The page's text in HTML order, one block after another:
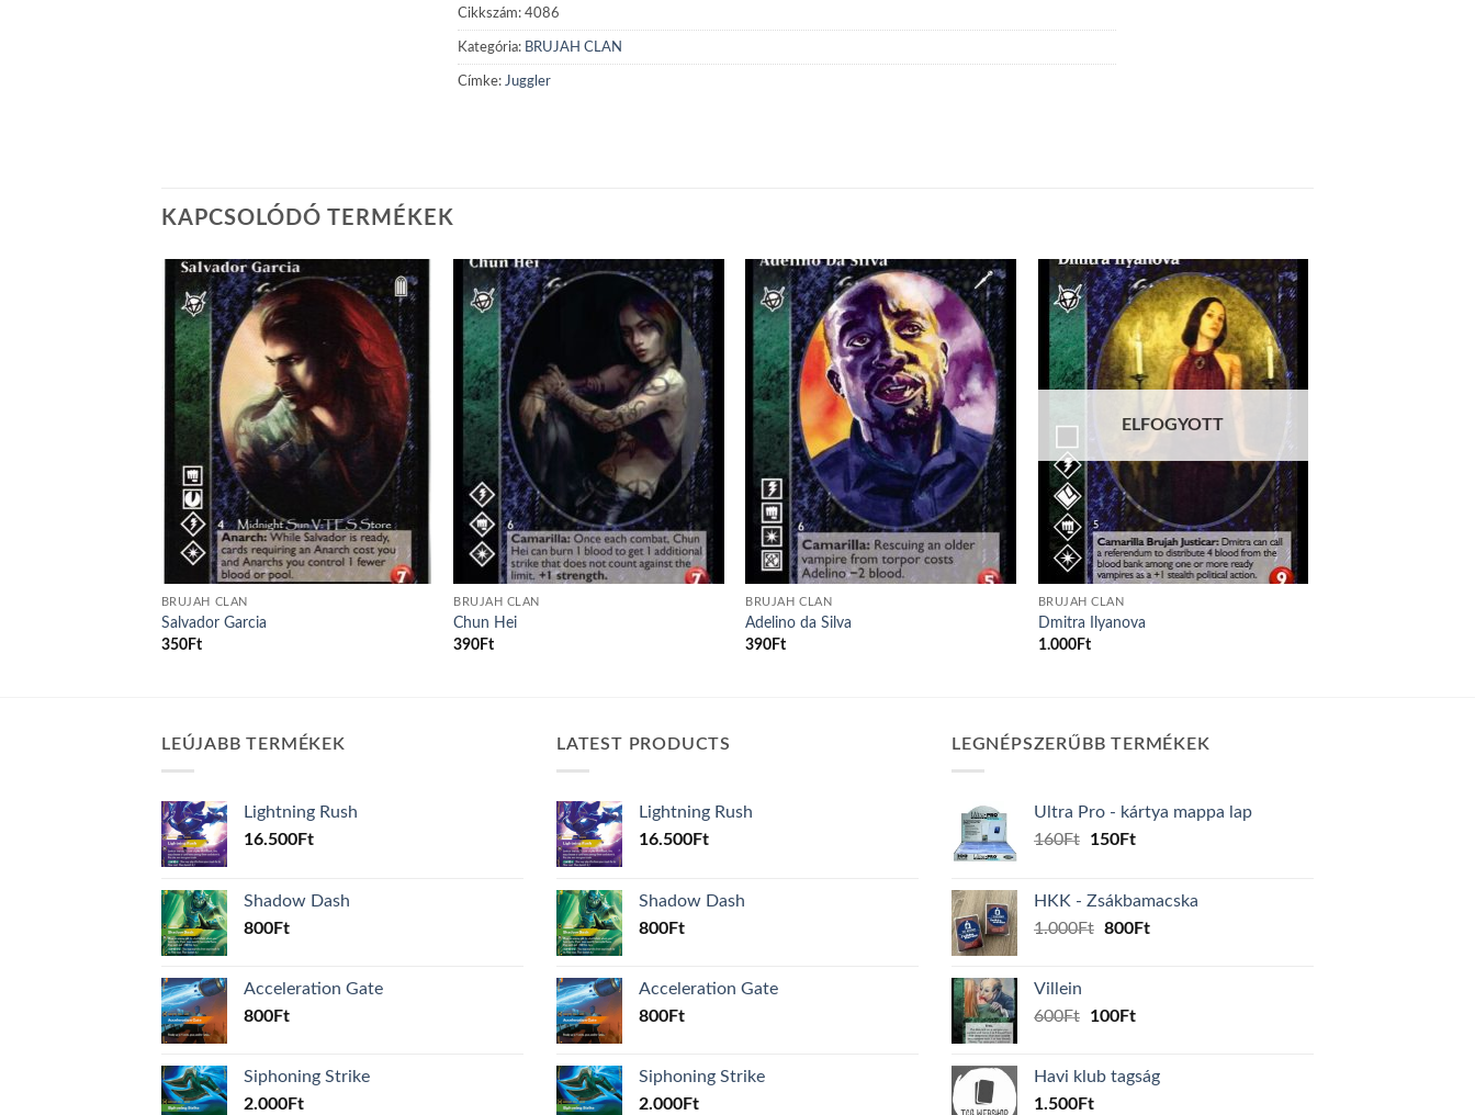
Cikkszám: 4086
Kategória: BRUJAH CLAN
Címke: Juggler
KAPCSOLÓDÓ TERMÉKEK
Add to
wishlist
BRUJAH CLAN
Salvador Garcia
350Ft
Add to
wishlist
BRUJAH CLAN
Chun Hei
390 Ft
Add to
wishlist
BRUJAH CLAN
Adelino da Silva
390 Ft
Add to
wishlist
ELFOGYOTT
BRUJAH CLAN
Dmitra Ilyanova
1.000Ft
LEÚJABB TERMÉKEK
Lightning Rush
16.500Ft
Shadow Dash
800Ft
Acceleration Gate
800Ft
Siphoning Strike
2.000Ft
LATEST PRODUCTS
Lightning Rush
16.500Ft
Shadow Dash
800Ft
Acceleration Gate
800Ft
Siphoning Strike
2.000Ft
LEGNÉPSZERŰBB TERMÉKEK
Ultra Pro - kártya mappa lap
160Ft
Original
160Ft.
150FtCurrent
150Ft.
HKK - Zsákbamacska
1.000Ft Original
800FtCurrent
Villein
600Ft
Original
600Ft.
100FtCurrent
100Ft.
Havi klub tagság
1.500Ft